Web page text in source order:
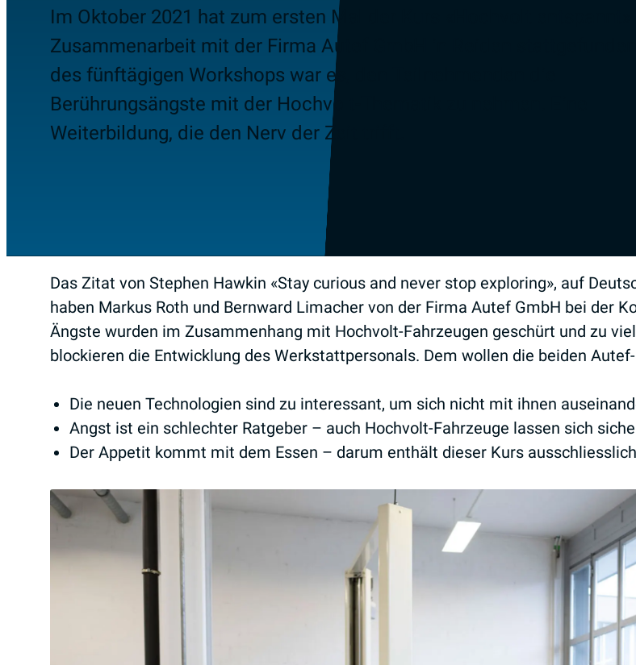
Im Oktober 2021 hat zum ersten Mal der Kurs «Hochvolt entspannt»
Zusammenarbeit mit der Firma Autef GmbH in Reiden stattgefunden.
des fünftägigen Workshops war es, den Teilnehmenden die
Berührungsängste mit der Hochvolt-Thematik zu nehmen. Eine
Weiterbildung, die den Nerv der Zeit trifft.
Das Zitat von Stephen Hawkin «Stay curious and never stop exploring», auf
haben Markus Roth und Bernward Limacher von der Firma Autef GmbH bei der
Ängste wurden im Zusammenhang mit Hochvolt-Fahrzeugen geschürt und zu
blockieren die Entwicklung des Werkstattpersonals. Dem wollen die beiden
Die neuen Technologien sind zu interessant, um sich nicht mit ihnen
Angst ist ein schlechter Ratgeber – auch Hochvolt-Fahrzeuge lassen sich
Der Appetit kommt mit dem Essen – darum enthält dieser Kurs